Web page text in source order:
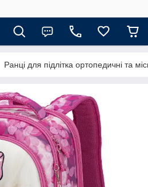
Ранці для підлітка ортопедичні та